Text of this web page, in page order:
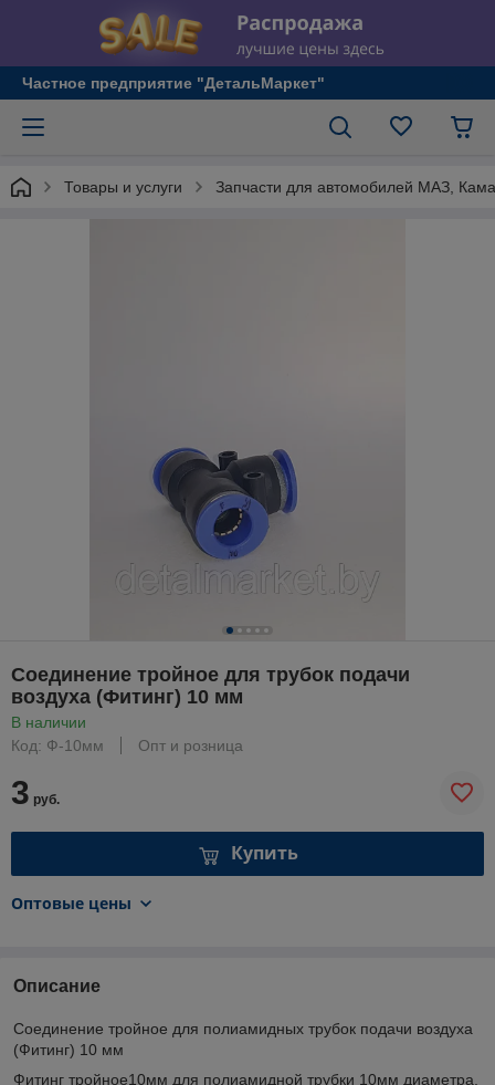
Частное предприятие "ДетальМаркет"
Товары и услуги Запчасти для автомобилей МАЗ,
Соединение тройное для трубок подачи
воздуха (Фитинг) 10 мм
В наличии
Код: Ф-10мм
Опт и розница
3 руб.
Купить
Оптовые цены
Описание
Соединение тройное для полиамидных трубок подачи воздуха
(Фитинг) 10 мм
Фитинг тройное10мм для полиамидной трубки 10мм диаметра,